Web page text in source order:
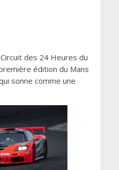
des 24 Heures du
édition du Mans
sonne comme une